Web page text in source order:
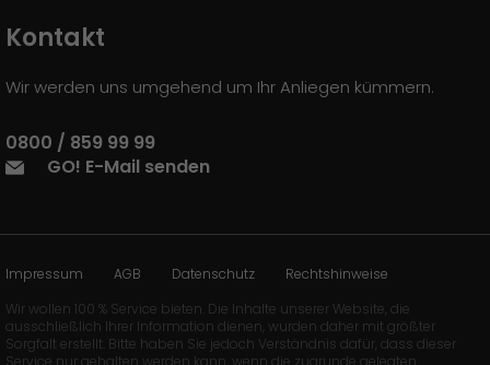
Kontakt
Wir werden uns umgehend um Ihr Anliegen kümmern.
0800 / 859 99 99
GO! E-Mail senden
Impressum AGB Datenschutz
Rechtshinweise
Wir wollen 100 % Service bieten. Die Inhalte unserer Website, die
ausschließlich Ihrer Information dienen, wurden daher mit größter
Sorgfalt erstellt. Bitte haben Sie jedoch Verständnis dafür, dass dieser
Service nur gehalten werden kann, wenn die zugrunde gelegten